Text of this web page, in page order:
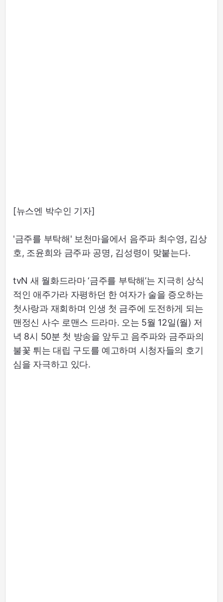
[뉴스엔 박수인 기자]
'금주를 부탁해' 보천마을에서 음주파 최수영, 김상
호, 조윤희와 금주파 공명, 김성령이 맞붙는다.
tvN 새 월화드라마 ‘금주를 부탁해’는 지극히 상식
적인 애주가라 자평하던 한 여자가 술을 증오하는
첫사랑과 재회하며 인생 첫 금주에 도전하게 되는
맨정신 사수 로맨스 드라마. 오는 5월 12일(월) 저
녁 8시 50분 첫 방송을 앞두고 음주파와 금주파의
불꽃 튀는 대립 구도를 예고하며 시청자들의 호기
심을 자극하고 있다.